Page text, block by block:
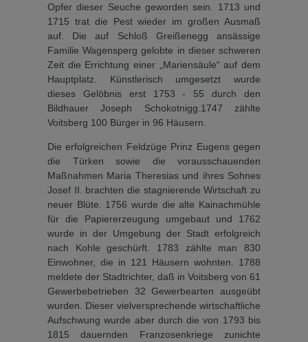
Opfer dieser Seuche geworden sein. 1713 und
1715 trat die Pest wieder im großen Ausmaß
auf. Die auf Schloß Greißenegg ansässige
Familie Wagensperg gelobte in dieser schweren
Zeit die Er­richtung einer „Mariensäule“ auf dem
Hauptplatz. Künstlerisch umgesetzt wurde
dieses Ge­löbnis erst 1753 - 55 durch den
Bildhauer Joseph Schokotnigg.1747 zählte
Voitsberg 100 Bür­ger in 96 Häusern.
Die erfolgreichen Feldzüge Prinz Eugens gegen
die Türken sowie die vorausschauenden
Maßnah­men Maria Theresias und ihres Sohnes
Josef II. brachten die stagnierende Wirtschaft zu
neu­er Blüte. 1756 wurde die alte Kainachmühle
für die Papiererzeugung umgebaut und 1762
wurde in der Umgebung der Stadt erfolgreich
nach Kohle geschürft. 1783 zählte man 830
Einwohner, die in 121 Häusern wohnten. 1788
meldete der Stadtrichter, daß in Voitsberg von 61
Gewerbebetrieben 32 Gewerbearten ausgeübt
wur­den. Dieser vielversprechende wirtschaftliche
Aufschwung wurde aber durch die von 1793 bis
1815 dauernden Franzo­senkriege zunichte